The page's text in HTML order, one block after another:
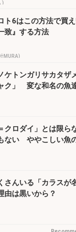
)
ト6はこの方法で買
致』する方法
MURA)
ケトンガリサカタザ
ク」 変な和名の魚
クロダイ」とは限ら
ない ややこしい魚
さんいる「カラスが
は黒いから？